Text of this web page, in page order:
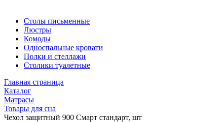
Столы письменные
Люстры
Комоды
Односпальные кровати
Полки и стеллажи
Столики туалетные
Главная страница
Каталог
Матрасы
Товары для сна
Чехол защитный 900 Смарт стандарт, шт